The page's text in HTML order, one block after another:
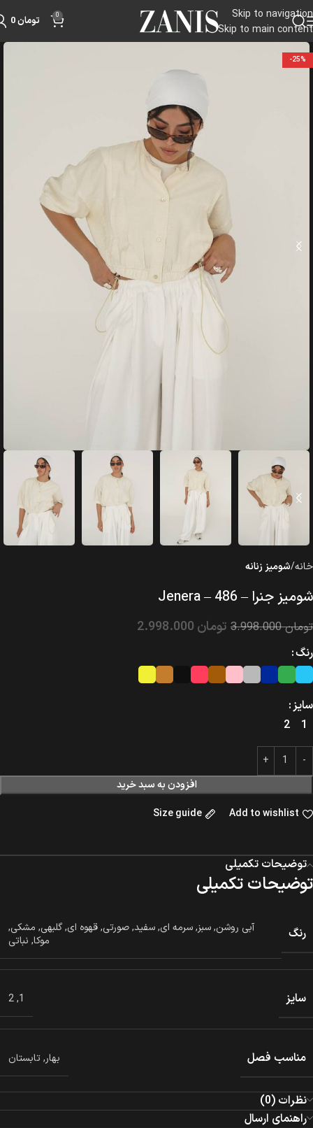
Skip to navigation
Skip to main content
0 تومان
-25%
خانه شومیز زنانه
شومیز جنرا – 486 – Jenera
تومان3.998.000 تومان
رنگ
سایز
1
2
افزودن به سبد خرید
Add to wishlist
Size guide
توضیحات تکمیلی
توضیحات تکمیلی
رنگ آبی روشن,سبز,سرمه ای,سفید,صورتی,قهوه ای,گلبهی, مشکی,
موکا, نباتی
سایز 1
,
2
مناسب فصل بهار,تابستان
نظرات (0)
راهنمای ارسال